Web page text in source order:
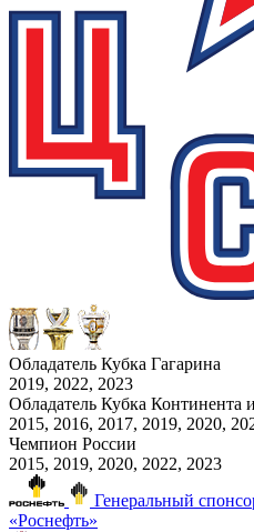
Обладатель Кубка Гагарина
2019, 2022, 2023
Обладатель Кубка
2015, 2016, 2017, 2019, 2020,
Чемпион России
2015, 2019, 2020, 2022, 2023
Генеральный
«Роснефть»